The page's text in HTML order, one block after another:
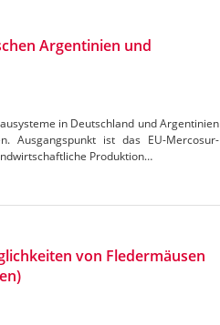
Argentinien und
in Deutschland und Argentinien
Ausgangspunkt ist das EU-Mercosur-
Produktion…
von Fledermäusen